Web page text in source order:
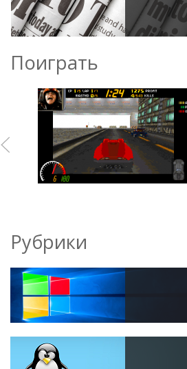
Поиграть
Рубрики